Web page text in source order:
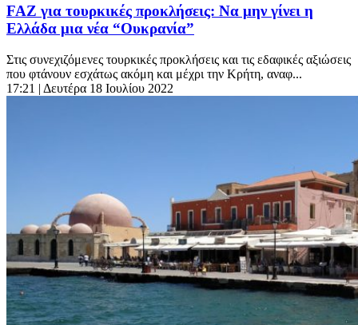
FAZ για τουρκικές προκλήσεις: Να μην γίνει η
Ελλάδα μια νέα “Ουκρανία”
Στις συνεχιζόμενες τουρκικές προκλήσεις και τις εδαφικές αξιώσεις
που φτάνουν εσχάτως ακόμη και μέχρι την Κρήτη, αναφ...
17:21 | Δευτέρα 18 Ιουλίου 2022